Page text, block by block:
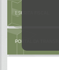
ESCRITA FISCAL
PORTAL DA